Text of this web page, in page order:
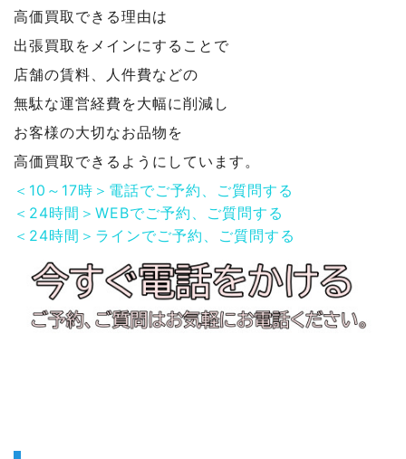
高価買取できる理由は
出張買取をメインにすることで
店舗の賃料、人件費などの
無駄な運営経費を大幅に削減し
お客様の大切なお品物を
高価買取できるようにしています。
＜10～17時＞電話でご予約、ご質問する
＜24時間＞WEBでご予約、ご質問する
＜24時間＞ラインでご予約、ご質問する